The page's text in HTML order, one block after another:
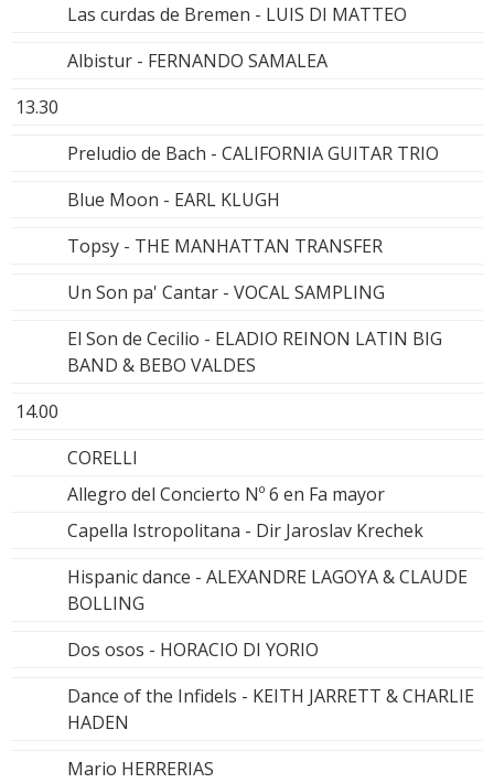
Las curdas de Bremen - LUIS DI MATTEO
Albistur - FERNANDO SAMALEA
13.30
Preludio de Bach - CALIFORNIA GUITAR TRIO
Blue Moon - EARL KLUGH
Topsy - THE MANHATTAN TRANSFER
Un Son pa' Cantar - VOCAL SAMPLING
El Son de Cecilio - ELADIO REINON LATIN BIG
BAND & BEBO VALDES
14.00
CORELLI
Allegro del Concierto Nº 6 en Fa mayor
Capella Istropolitana - Dir Jaroslav Krechek
Hispanic dance - ALEXANDRE LAGOYA & CLAUDE
BOLLING
Dos osos - HORACIO DI YORIO
Dance of the Infidels - KEITH JARRETT & CHARLIE
HADEN
Mario HERRERIAS